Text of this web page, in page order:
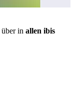
über in allen ibis